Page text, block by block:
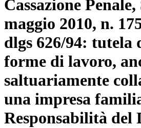
Cassazione Penale,
maggio 2010, n.
dlgs 626/94: tutela
forme di lavoro,
saltuariamente
una impresa
Responsabilità del